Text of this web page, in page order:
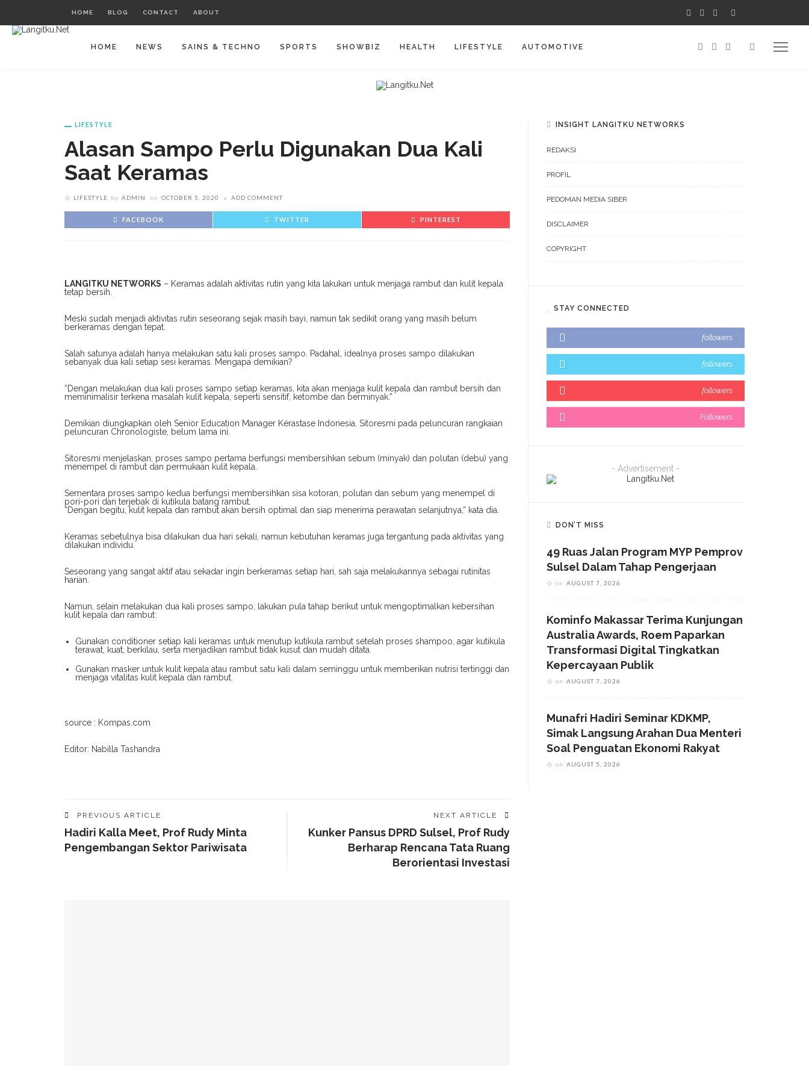
HOME BLOG CONTACT ABOUT
HOME NEWS SAINS & TECHNO SPORTS SHOWBIZ HEALTH LIFESTYLE AUTOMOTIVE
LIFESTYLE
Alasan Sampo Perlu Digunakan Dua Kali
Saat Keramas
LIFESTYLE by ADMIN on OCTOBER 5, 2020 ADD COMMENT
FACEBOOK TWITTER PINTEREST
LANGITKU NETWORKS – Keramas adalah aktivitas rutin yang kita lakukan untuk menjaga rambut dan kulit kepala
tetap bersih.
Meski sudah menjadi aktivitas rutin seseorang sejak masih bayi, namun tak sedikit orang yang masih belum
berkeramas dengan tepat.
Salah satunya adalah hanya melakukan satu kali proses sampo. Padahal, idealnya proses sampo dilakukan
sebanyak dua kali setiap sesi keramas. Mengapa demikian?
“Dengan melakukan dua kali proses sampo setiap keramas, kita akan menjaga kulit kepala dan rambut bersih dan
meminimalisir terkena masalah kulit kepala, seperti sensitif, ketombe dan berminyak.”
Demikian diungkapkan oleh Senior Education Manager Kérastase Indonesia, Sitoresmi pada peluncuran rangkaian
peluncuran Chronologiste, belum lama ini.
Sitoresmi menjelaskan, proses sampo pertama berfungsi membersihkan sebum (minyak) dan polutan (debu) yang
menempel di rambut dan permukaan kulit kepala.
Sementara proses sampo kedua berfungsi membersihkan sisa kotoran, polutan dan sebum yang menempel di
pori-pori dan terjebak di kutikula batang rambut.
“Dengan begitu, kulit kepala dan rambut akan bersih optimal dan siap menerima perawatan selanjutnya,” kata dia.
Keramas sebetulnya bisa dilakukan dua hari sekali, namun kebutuhan keramas juga tergantung pada aktivitas yang
dilakukan individu.
Seseorang yang sangat aktif atau sekadar ingin berkeramas setiap hari, sah saja melakukannya sebagai rutinitas
harian.
Namun, selain melakukan dua kali proses sampo, lakukan pula tahap berikut untuk mengoptimalkan kebersihan
kulit kepala dan rambut:
Gunakan conditioner setiap kali keramas untuk menutup kutikula rambut setelah proses shampoo, agar kutikula
terawat, kuat, berkilau, serta menjadikan rambut tidak kusut dan mudah ditata.
Gunakan masker untuk kulit kepala atau rambut satu kali dalam seminggu untuk memberikan nutrisi tertinggi dan
menjaga vitalitas kulit kepala dan rambut.
source : Kompas.com
Editor: Nabilla Tashandra
PREVIOUS ARTICLE
Hadiri Kalla Meet, Prof Rudy Minta
Pengembangan Sektor Pariwisata
NEXT ARTICLE
Kunker Pansus DPRD Sulsel, Prof Rudy
Berharap Rencana Tata Ruang
Berorientasi Investasi
INSIGHT LANGITKU NETWORKS
REDAKSI
PROFIL
PEDOMAN MEDIA SIBER
DISCLAIMER
COPYRIGHT
STAY CONNECTED
followers
followers
followers
Followers
- Advertisement -
DON’T MISS
49 Ruas Jalan Program MYP Pemprov
Sulsel Dalam Tahap Pengerjaan
on AUGUST 7, 2026
Kominfo Makassar Terima Kunjungan
Australia Awards, Roem Paparkan
Transformasi Digital Tingkatkan
Kepercayaan Publik
on AUGUST 7, 2026
Munafri Hadiri Seminar KDKMP,
Simak Langsung Arahan Dua Menteri
Soal Penguatan Ekonomi Rakyat
on AUGUST 5, 2026